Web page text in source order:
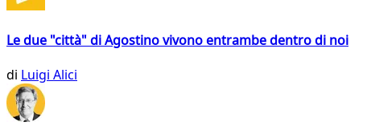
Le due "città" di Agostino vivono entrambe dentro di noi
di Luigi Alici